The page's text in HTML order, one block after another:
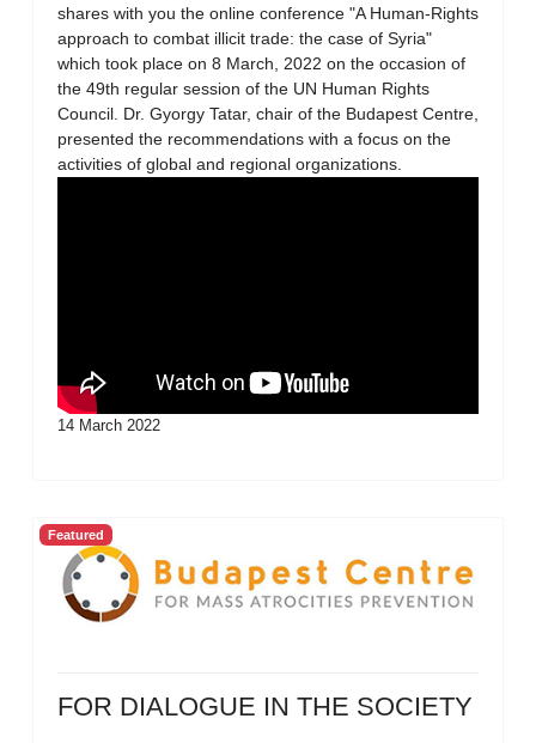
shares with you the online conference "A Human-Rights
approach to combat illicit trade: the case of Syria"
which took place on 8 March, 2022 on the occasion of
the 49th regular session of the UN Human Rights
Council. Dr. Gyorgy Tatar, chair of the Budapest Centre,
presented the recommendations with a focus on the
activities of global and regional organizations.
14 March 2022
Featured
FOR DIALOGUE IN THE SOCIETY